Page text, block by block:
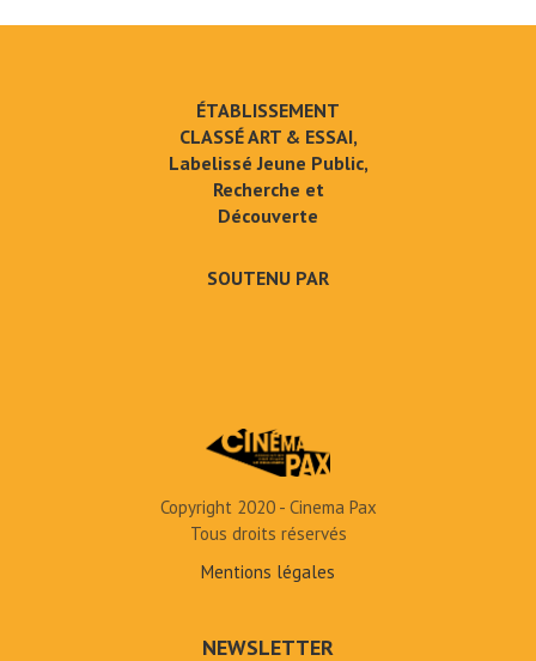
ÉTABLISSEMENT
CLASSÉ ART & ESSAI,
Labelissé Jeune Public,
Recherche et
Découverte
SOUTENU PAR
Copyright 2020 - Cinema Pax
Tous droits réservés
Mentions légales
NEWSLETTER